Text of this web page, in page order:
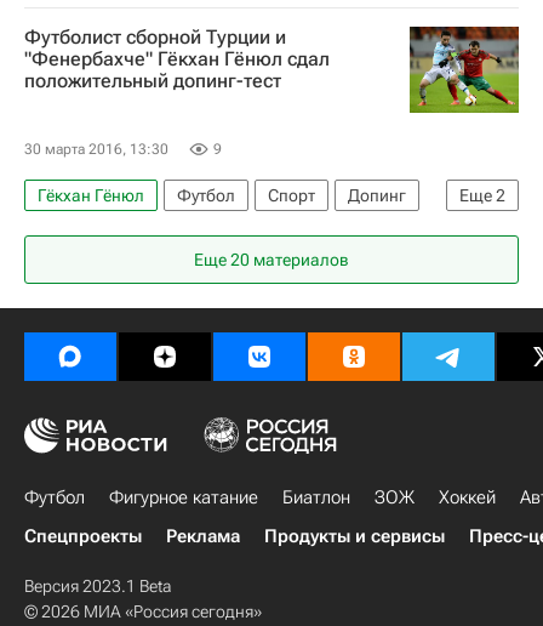
Фенербахче
Футболист сборной Турции и
"Фенербахче" Гёкхан Гёнюл сдал
положительный допинг-тест
30 марта 2016, 13:30 9
Еще2
Гёкхан Гёнюл Футбол Спорт
Допинг
Турция
Фенербахче
Еще 20 материалов
Футбол Фигурное катание Биатлон ЗОЖ Хоккей
Спецпроекты
Реклама Продукты и сервисы Пресс-
Версия 2023.1 Beta
© 2026 МИА «Россия сегодня»